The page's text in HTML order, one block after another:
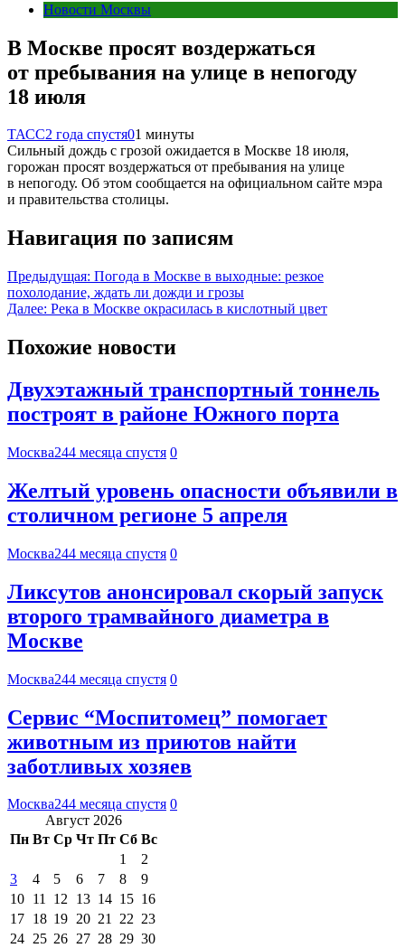
Новости Москвы
В Москве просят воздержаться
от пребывания на улице в непогоду
18 июля
ТАСС2 года спустя01 минуты
Сильный дождь с грозой ожидается в Москве 18 июля,
горожан просят воздержаться от пребывания на улице
в непогоду. Об этом сообщается на официальном сайте мэра
и правительства столицы.
Навигация по записям
Предыдущая: Погода в Москве в выходные: резкое
похолодание, ждать ли дожди и грозы
Далее: Река в Москве окрасилась в кислотный цвет
Похожие новости
Двухэтажный транспортный тоннель
построят в районе Южного порта
Москва244 месяца спустя 0
Желтый уровень опасности объявили в
столичном регионе 5 апреля
Москва244 месяца спустя 0
Ликсутов анонсировал скорый запуск
второго трамвайного диаметра в
Москве
Москва244 месяца спустя 0
Сервис “Моспитомец” помогает
животным из приютов найти
заботливых хозяев
Москва244 месяца спустя 0
Август 2026
Пн Вт Ср Чт Пт Сб Вс
1
2
3
4 5 6 7 8
9
10 11 12 13 14 15 16
17 18 19 20 21 22 23
24 25 26 27 28 29 30